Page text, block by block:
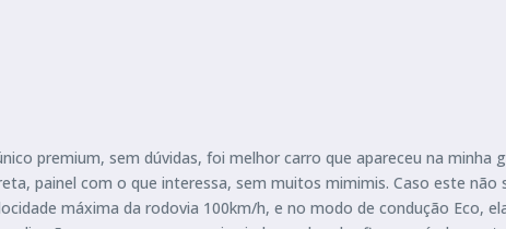
premium, sem dúvidas, foi melhor carro que apareceu na
painel com o que interessa, sem muitos mimimis. Caso este
máxima da rodovia 100km/h, e no modo de condução Eco,